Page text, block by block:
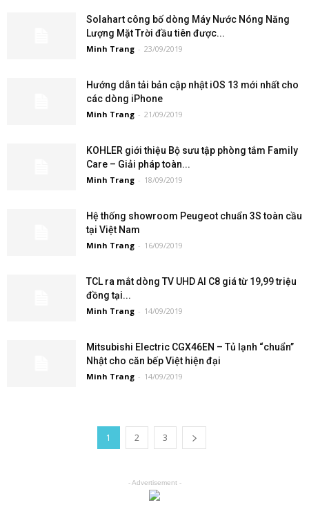
Solahart công bố dòng Máy Nước Nóng Năng
Lượng Mặt Trời đầu tiên được...
Minh Trang - 23/09/2019
Hướng dẫn tải bản cập nhật iOS 13 mới nhất cho
các dòng iPhone
Minh Trang - 21/09/2019
KOHLER giới thiệu Bộ sưu tập phòng tắm Family
Care – Giải pháp toàn...
Minh Trang - 18/09/2019
Hệ thống showroom Peugeot chuẩn 3S toàn cầu
tại Việt Nam
Minh Trang - 16/09/2019
TCL ra mắt dòng TV UHD AI C8 giá từ 19,99 triệu
đồng tại...
Minh Trang - 14/09/2019
Mitsubishi Electric CGX46EN – Tủ lạnh “chuẩn”
Nhật cho căn bếp Việt hiện đại
Minh Trang - 14/09/2019
1 2 3
- Advertisement -